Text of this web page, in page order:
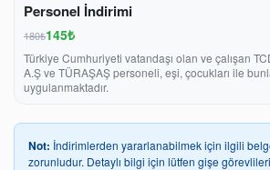
Personel İndirimi
180₺145₺
Türkiye Cumhuriyeti vatandaşı olan ve çalışan
A.Ş ve TÜRAŞAŞ personeli, eşi, çocukları ile
uygulanmaktadır.
Not: İndirimlerden yararlanabilmek için ilgili
zorunludur. Detaylı bilgi için lütfen gişe